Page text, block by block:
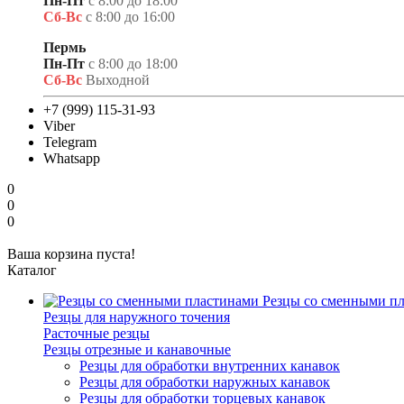
Сб-Вс с 8:00 до 16:00
Пермь
Пн-Пт с 8:00 до 18:00
Сб-Вс Выходной
+7 (999) 115-31-93
Viber
Telegram
Whatsapp
0
0
0
Ваша корзина пуста!
Каталог
Резцы со сменными
Резцы для наружного точения
Расточные резцы
Резцы отрезные и канавочные
Резцы для обработки внутренних канавок
Резцы для обработки наружных канавок
Резцы для обработки торцевых канавок